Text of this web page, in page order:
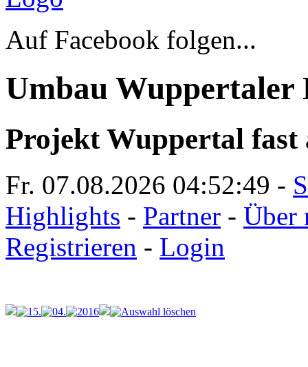
Auf Facebook folgen...
Umbau Wuppertaler
Projekt Wuppertal fast
Fr. 07.08.2026 04:52:49 -
Highlights - Partner - Über
Registrieren - Login